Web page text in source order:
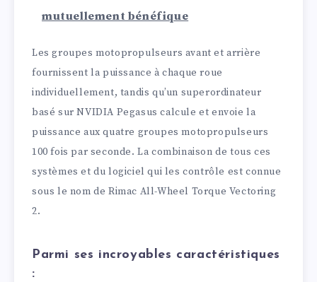
mutuellement bénéfique
Les groupes motopropulseurs avant et arrière
fournissent la puissance à chaque roue
individuellement, tandis qu’un superordinateur
basé sur NVIDIA Pegasus calcule et envoie la
puissance aux quatre groupes motopropulseurs
100 fois par seconde. La combinaison de tous ces
systèmes et du logiciel qui les contrôle est connue
sous le nom de Rimac All-Wheel Torque Vectoring
2.
Parmi ses incroyables caractéristiques
: